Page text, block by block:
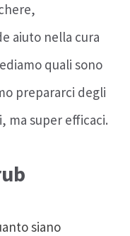
aiuto nella cura
quali sono
prepararci degli
ma super efficaci.
siano